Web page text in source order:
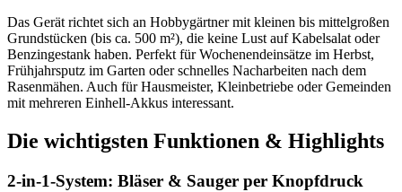
Das Gerät richtet sich an Hobbygärtner mit kleinen bis mittelgroßen
Grundstücken (bis ca. 500 m²), die keine Lust auf Kabelsalat oder
Benzingestank haben. Perfekt für Wochenendeinsätze im Herbst,
Frühjahrsputz im Garten oder schnelles Nacharbeiten nach dem
Rasenmähen. Auch für Hausmeister, Kleinbetriebe oder Gemeinden
mit mehreren Einhell-Akkus interessant.
Die wichtigsten Funktionen & Highlights
2-in-1-System: Bläser & Sauger per Knopfdruck